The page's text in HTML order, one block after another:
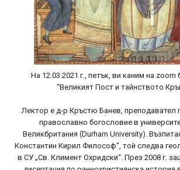
На 12.03.2021 г., петък, ви каним на zoom
“Великият Пост и тайнството
Лектор е д-р Кръстю Банев, преподавател
православно богословие в
Великбритания (Durham University).
Константин Кирил Философ“, той следва
в СУ „Св. Климент Охридски“. През 2008 г.